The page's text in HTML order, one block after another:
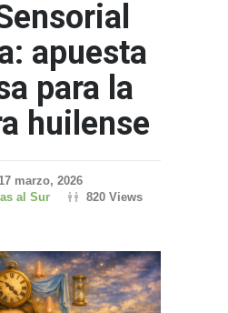
apuesta
para la
huilense
marzo, 2026
al Sur
820 Views